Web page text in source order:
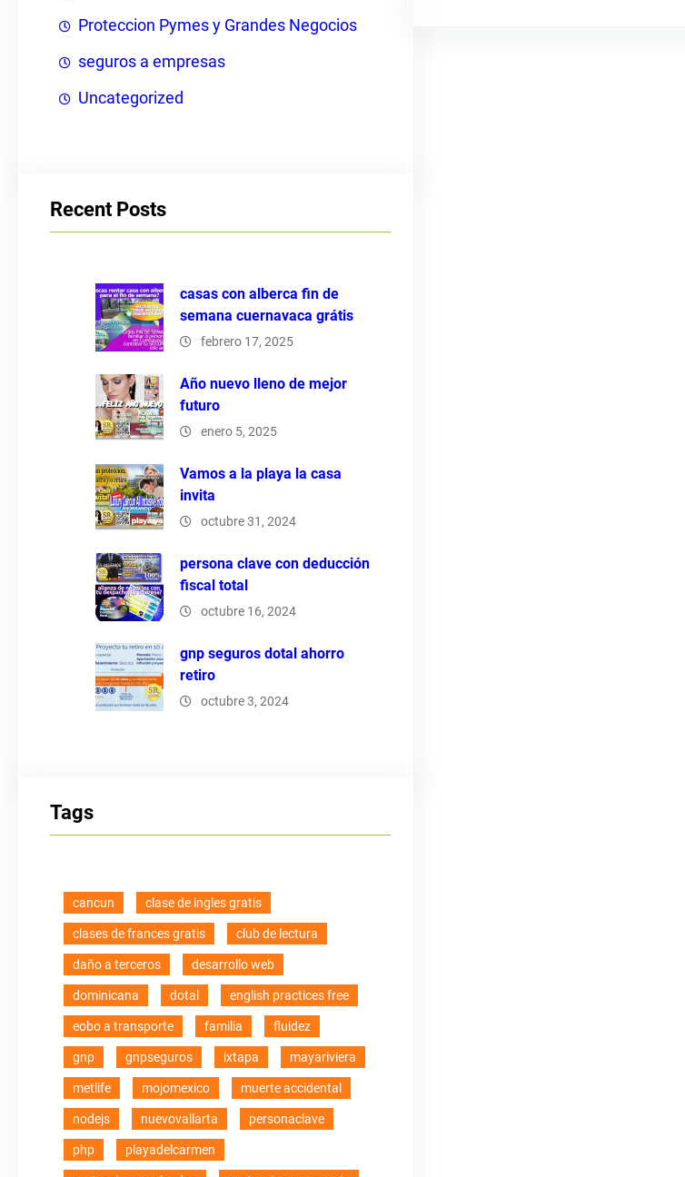
Proteccion Pymes y Grandes Negocios
seguros a empresas
Uncategorized
Recent Posts
casas con alberca fin de
semana cuernavaca grátis
febrero 17, 2025
Año nuevo lleno de mejor
futuro
enero 5, 2025
Vamos a la playa la casa
invita
octubre 31, 2024
persona clave con deducción
fiscal total
octubre 16, 2024
gnp seguros dotal ahorro
retiro
octubre 3, 2024
Tags
cancun clase de ingles gratis
clases de frances gratis club de lectura
daño a terceros desarrollo web
dominicana dotal english practices free
eobo a transporte familia fluidez
gnp gnpseguros ixtapa mayariviera
metlife mojomexico muerte accidental
nodejs nuevovallarta personaclave
php playadelcarmen